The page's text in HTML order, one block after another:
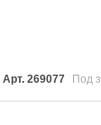
Арт. 269077 Под